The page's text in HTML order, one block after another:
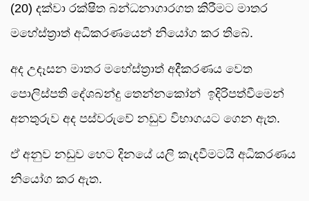
(20) දක්වා රක්ෂිත බන්ධනාගාරගත කිරීමට මාතර
මහේස්ත්‍රාත් අධිකරණයෙන් නියෝග කර තිබේ.
අද උදෑසන මාතර මහේස්ත්‍රාත් අදීකරණය වෙත
පොලිස්පති දේශබන්දු තෙන්නකෝන් ඉදිරිපත්වීමෙන්
අනතුරුව අද පස්වරුවේ නඩුව විභාගයට ගෙන ඇත.
ඒ අනුව නඩුව හෙට දිනයේ යලි කැදවීමටයි අධිකරණය
නියෝග කර ඇත.